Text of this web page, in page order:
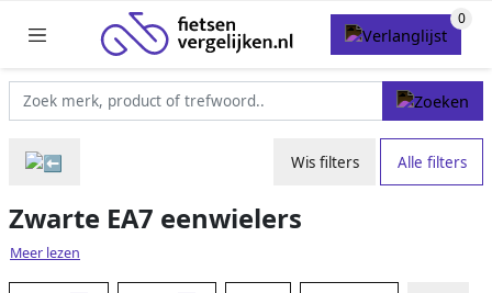
Wis filters Alle filters
Zwarte EA7 eenwielers
Meer lezen